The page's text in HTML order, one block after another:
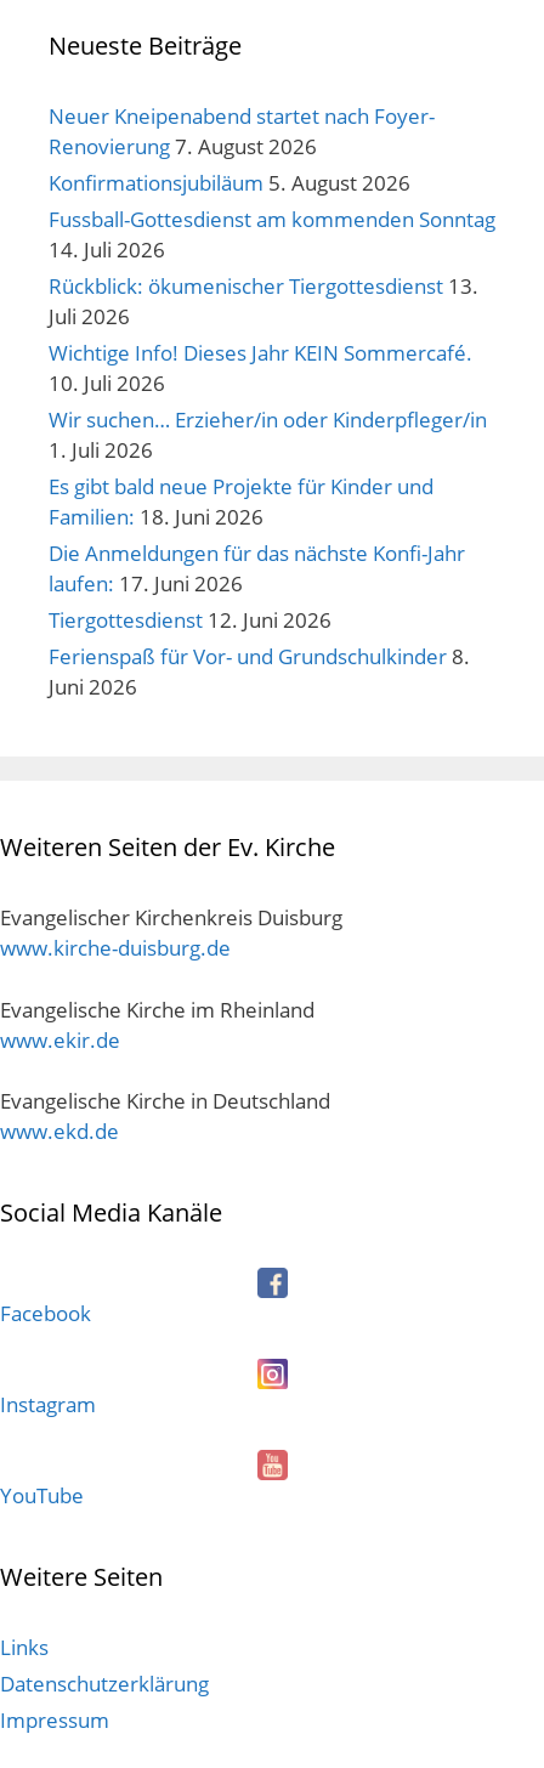
Neueste Beiträge
Neuer Kneipenabend startet nach Foyer-
Renovierung7. August 2026
Konfirmationsjubiläum 5. August 2026
Fussball-Gottesdienst am kommenden Sonntag
14. Juli 2026
Rückblick: ökumenischer Tiergottesdienst 13.
Juli 2026
Wichtige Info! Dieses Jahr KEIN Sommercafé.
10. Juli 2026
Wir suchen… Erzieher/in oder Kinderpfleger/in
1. Juli 2026
Es gibt bald neue Projekte für Kinder und
Familien: 18. Juni 2026
Die Anmeldungen für das nächste Konfi-Jahr
laufen: 17. Juni 2026
Tiergottesdienst 12. Juni 2026
Ferienspaß für Vor- und Grundschulkinder 8.
Juni 2026
Weiteren Seiten der Ev. Kirche
Evangelischer Kirchenkreis Duisburg
www.kirche-duisburg.de
Evangelische Kirche im Rheinland
www.ekir.de
Evangelische Kirche in Deutschland
www.ekd.de
Social Media Kanäle
Facebook
Instagram
YouTube
Weitere Seiten
Links
Datenschutzerklärung
Impressum